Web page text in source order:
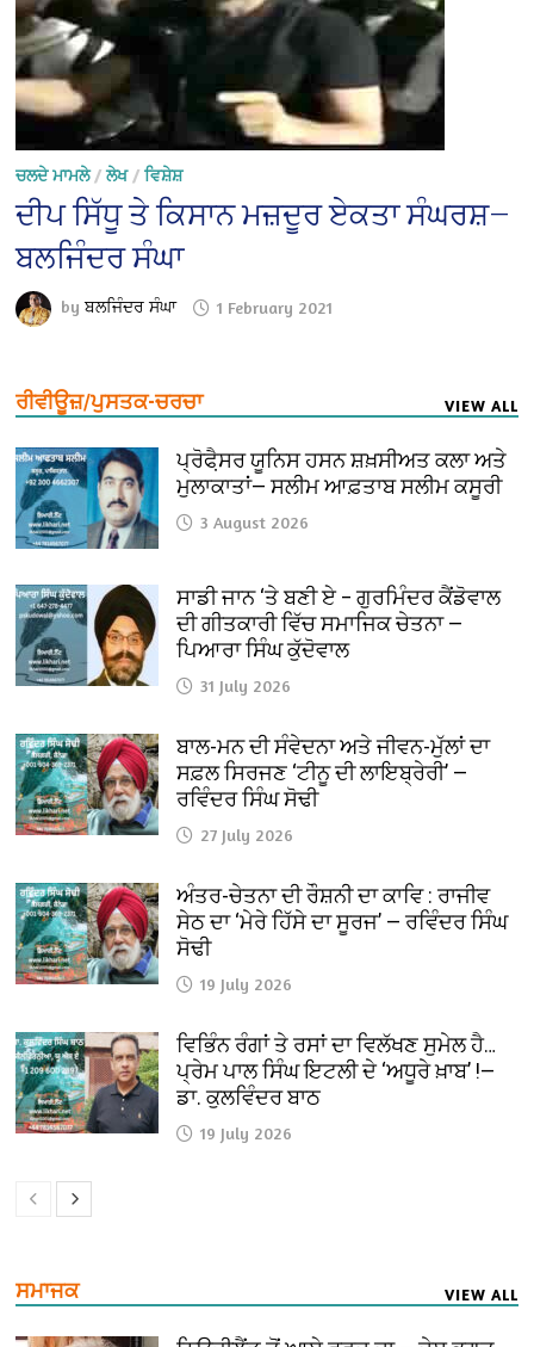
ਚਲਦੇ ਮਾਮਲੇ/ਲੇਖ/ਵਿਸ਼ੇਸ਼
ਦੀਪ ਸਿੱਧੂ ਤੇ ਕਿਸਾਨ ਮਜ਼ਦੂਰ ਏਕਤਾ ਸੰਘਰਸ਼—
ਬਲਜਿੰਦਰ ਸੰਘਾ
byਬਲਜਿੰਦਰ ਸੰਘਾ 1 February 2021
ਰੀਵੀਊਜ਼/ਪੁਸਤਕ-ਚਰਚਾ VIEW ALL
ਪ੍ਰੋਫੈ਼ਸਰ ਯੂਨਿਸ ਹਸਨ ਸ਼ਖ਼ਸੀਅਤ ਕਲਾ ਅਤੇ
ਮੁਲਾਕਾਤਾਂ— ਸਲੀਮ ਆਫ਼ਤਾਬ ਸਲੀਮ ਕਸੂਰੀ
3 August 2026
ਸਾਡੀ ਜਾਨ ‘ਤੇ ਬਣੀ ਏ – ਗੁਰਮਿੰਦਰ ਕੈਂਡੋਵਾਲ
ਦੀ ਗੀਤਕਾਰੀ ਵਿੱਚ ਸਮਾਜਿਕ ਚੇਤਨਾ —
ਪਿਆਰਾ ਸਿੰਘ ਕੁੱਦੋਵਾਲ
31 July 2026
ਬਾਲ-ਮਨ ਦੀ ਸੰਵੇਦਨਾ ਅਤੇ ਜੀਵਨ-ਮੁੱਲਾਂ ਦਾ
ਸਫ਼ਲ ਸਿਰਜਣ ‘ਟੀਨੂ ਦੀ ਲਾਇਬ੍ਰੇਰੀ’ —
ਰਵਿੰਦਰ ਸਿੰਘ ਸੋਢੀ
27 July 2026
ਅੰਤਰ-ਚੇਤਨਾ ਦੀ ਰੌਸ਼ਨੀ ਦਾ ਕਾਵਿ : ਰਾਜੀਵ
ਸੇਠ ਦਾ ‘ਮੇਰੇ ਹਿੱਸੇ ਦਾ ਸੂਰਜ’ — ਰਵਿੰਦਰ ਸਿੰਘ
ਸੋਢੀ
19 July 2026
ਵਿਭਿੰਨ ਰੰਗਾਂ ਤੇ ਰਸਾਂ ਦਾ ਵਿਲੱਖਣ ਸੁਮੇਲ ਹੈ…
ਪ੍ਰੇਮ ਪਾਲ ਸਿੰਘ ਇਟਲੀ ਦੇ ‘ਅਧੂਰੇ ਖ਼ਾਬ’ !—
ਡਾ. ਕੁਲਵਿੰਦਰ ਬਾਠ
19 July 2026
ਸਮਾਜਕ VIEW ALL